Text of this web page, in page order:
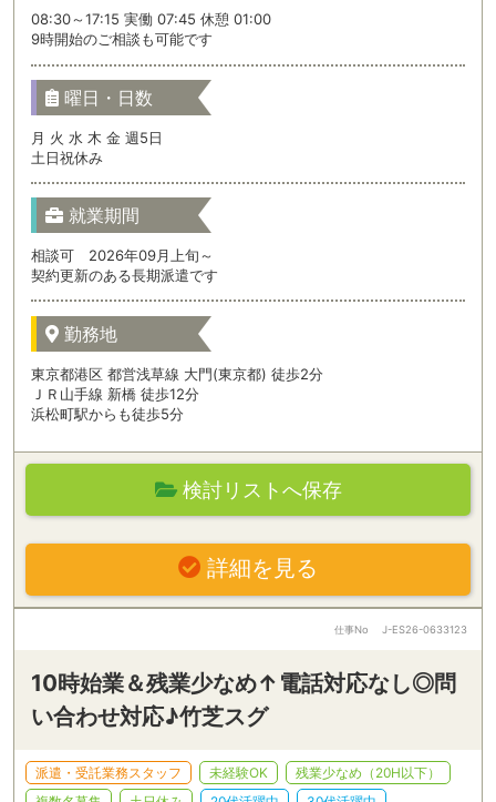
08:30～17:15 実働 07:45 休憩 01:00
9時開始のご相談も可能です
曜日・日数
月 火 水 木 金 週5日
土日祝休み
就業期間
相談可 2026年09月上旬～
契約更新のある長期派遣です
勤務地
東京都港区 都営浅草線 大門(東京都) 徒歩2分
ＪＲ山手線 新橋 徒歩12分
浜松町駅からも徒歩5分
検討リストへ保存
詳細を見る
仕事No J-ES26-0633123
10時始業＆残業少なめ↑電話対応なし◎問
い合わせ対応♪竹芝スグ
派遣・受託業務スタッフ 未経験OK
残業少なめ（20H以下）